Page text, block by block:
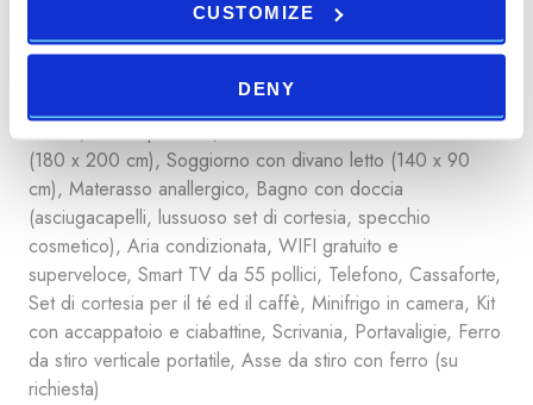
CUSTOMIZE
DENY
Suite
(180 x 200 cm), Soggiorno con divano letto (140 x 90
cm), Materasso anallergico, Bagno con doccia
(asciugacapelli, lussuoso set di cortesia, specchio
cosmetico), Aria condizionata, WIFI gratuito e
superveloce, Smart TV da 55 pollici, Telefono, Cassaforte,
Set di cortesia per il té ed il caffè, Minifrigo in camera, Kit
con accappatoio e ciabattine, Scrivania, Portavaligie, Ferro
da stiro verticale portatile, Asse da stiro con ferro (su
richiesta)